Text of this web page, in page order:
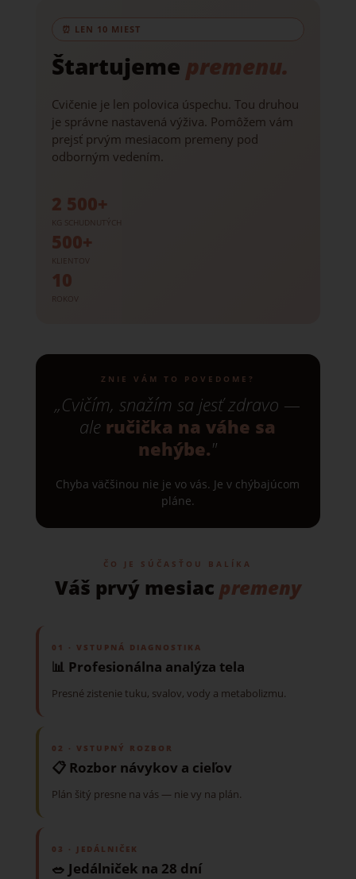
⏰ LEN 10 MIEST
Štartujeme premenu.
Cvičenie je len polovica úspechu. Tou druhou
je správne nastavená výživa. Pomôžem vám
prejsť prvým mesiacom premeny pod
odborným vedením.
2 500+
KG SCHUDNUTÝCH
500+
KLIENTOV
10
ROKOV
ZNIE VÁM TO POVEDOME?
„Cvičím, snažím sa jesť zdravo —
ale ručička na váhe sa
nehýbe."
Chyba väčšinou nie je vo vás. Je v chýbajúcom
pláne.
ČO JE SÚČASŤOU BALÍKA
Váš prvý mesiac premeny
01 · VSTUPNÁ DIAGNOSTIKA
📊 Profesionálna analýza tela
Presné zistenie tuku, svalov, vody a metabolizmu.
02 · VSTUPNÝ ROZBOR
📋 Rozbor návykov a cieľov
Plán šitý presne na vás — nie vy na plán.
03 · JEDÁLNIČEK
🥗 Jedálniček na 28 dní